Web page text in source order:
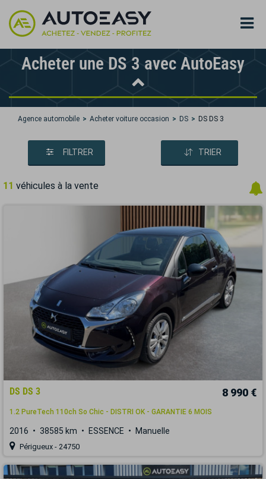
Acheter une DS 3 avec AutoEasy
Agence automobile Acheter voiture occasion DS DS DS 3
FILTRER TRIER
11 véhicules à la vente
DS DS 3 8 990 €
1.2 PureTech 110ch So Chic - DISTRI OK - GARANTIE 6 MOIS
2016 38585 km ESSENCE Manuelle
Périgueux - 24750